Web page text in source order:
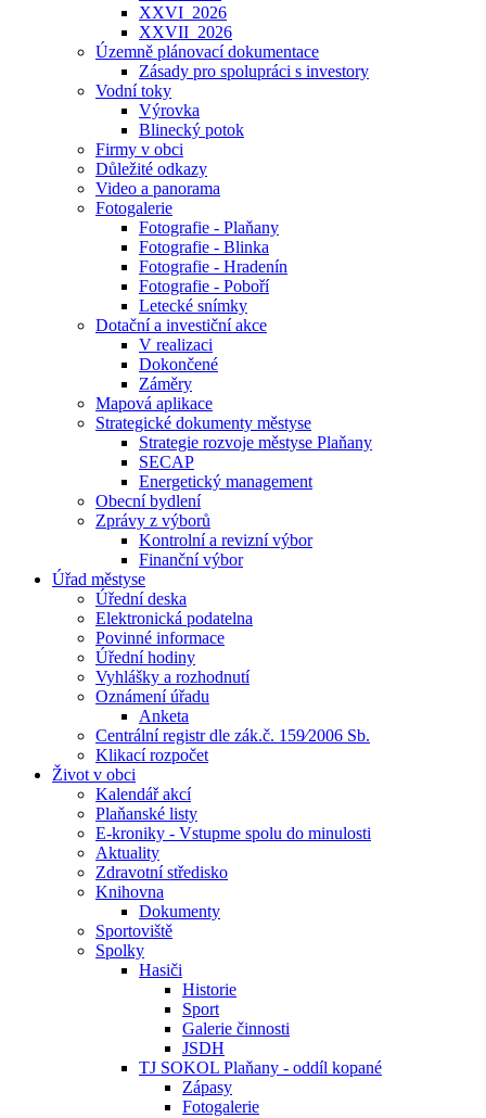
XXVI_2026
XXVII_2026
Územně plánovací dokumentace
Zásady pro spolupráci s investory
Vodní toky
Výrovka
Blinecký potok
Firmy v obci
Důležité odkazy
Video a panorama
Fotogalerie
Fotografie - Plaňany
Fotografie - Blinka
Fotografie - Hradenín
Fotografie - Poboří
Letecké snímky
Dotační a investiční akce
V realizaci
Dokončené
Záměry
Mapová aplikace
Strategické dokumenty městyse
Strategie rozvoje městyse Plaňany
SECAP
Energetický management
Obecní bydlení
Zprávy z výborů
Kontrolní a revizní výbor
Finanční výbor
Úřad městyse
Úřední deska
Elektronická podatelna
Povinné informace
Úřední hodiny
Vyhlášky a rozhodnutí
Oznámení úřadu
Anketa
Centrální registr dle zák.č. 159⁄2006 Sb.
Klikací rozpočet
Život v obci
Kalendář akcí
Plaňanské listy
E-kroniky - Vstupme spolu do minulosti
Aktuality
Zdravotní středisko
Knihovna
Dokumenty
Sportoviště
Spolky
Hasiči
Historie
Sport
Galerie činnosti
JSDH
TJ SOKOL Plaňany - oddíl kopané
Zápasy
Fotogalerie